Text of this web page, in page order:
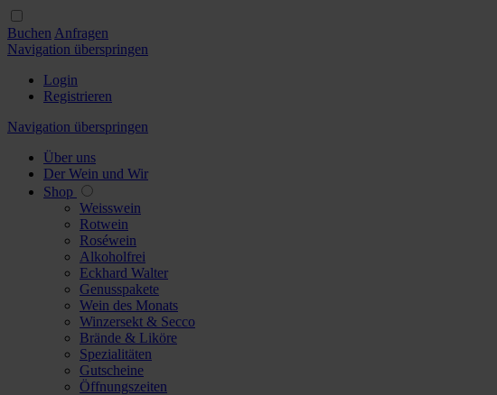
Buchen Anfragen
Navigation überspringen
Login
Registrieren
Navigation überspringen
Über uns
Der Wein und Wir
Shop
Weisswein
Rotwein
Roséwein
Alkoholfrei
Eckhard Walter
Genusspakete
Wein des Monats
Winzersekt & Secco
Brände & Liköre
Spezialitäten
Gutscheine
Öffnungszeiten